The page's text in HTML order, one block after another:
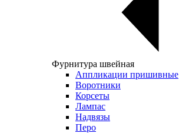
Фурнитура швейная
Аппликации пришивные
Воротники
Корсеты
Лампас
Надвязы
Перо